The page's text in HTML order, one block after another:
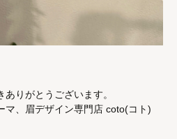
りがとうございます。
マ、眉デザイン専門店 coto(コト)